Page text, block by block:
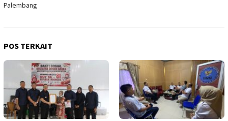
Palembang
POS TERKAIT